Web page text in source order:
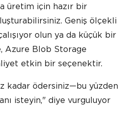
üretim için hazır bir
Geniş ölçekli
olun ya da küçük bir
Azure Blob Storage
etkin bir seçenektir.
kadar ödersiniz—bu yüzden
isteyin," diye vurguluyor